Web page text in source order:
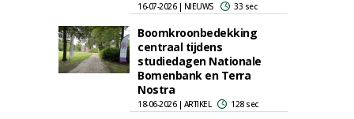
16-07-2026 | NIEUWS 33 sec
Boomkroonbedekking
centraal tijdens
studiedagen Nationale
Bomenbank en Terra
Nostra
18-06-2026 | ARTIKEL 128 sec